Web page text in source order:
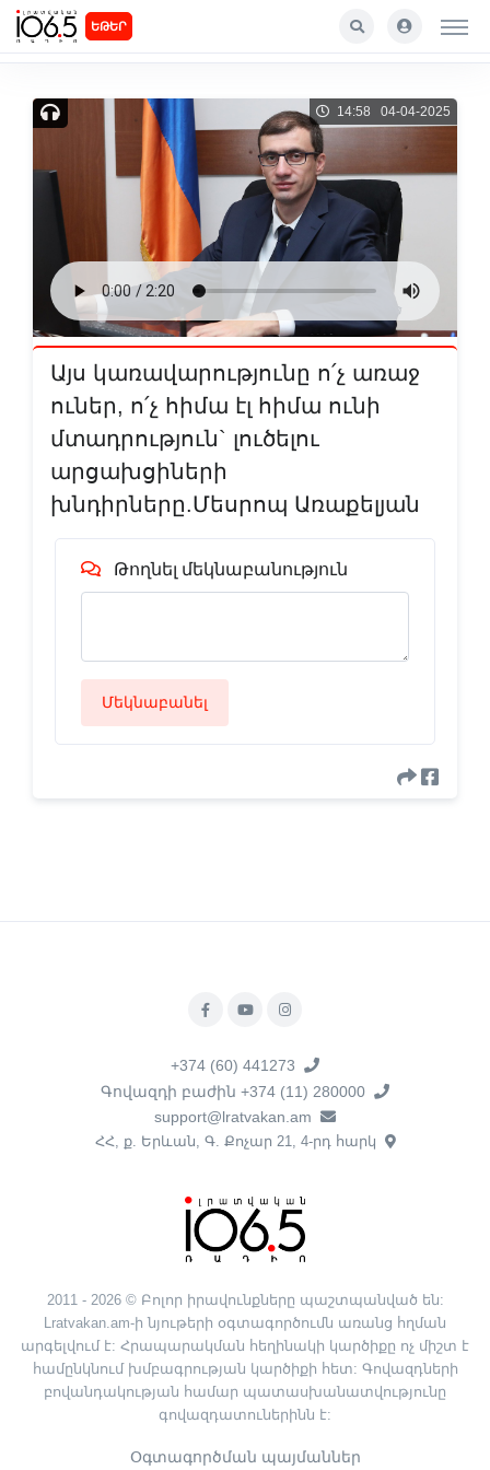
ԵԹԵՐ
14:58 04-04-2025
Այս կառավարությունը ո՛չ առաջ
ուներ, ո՛չ հիմա էլ հիմա ունի
մտադրություն` լուծելու
արցախցիների
խնդիրները.Մեսրոպ Առաքելյան
Թողնել մեկնաբանություն
Մեկնաբանել
+374 (60) 441273
Գովազդի բաժին +374 (11) 280000
support@lratvakan.am
ՀՀ, ք. Երևան, Գ. Քոչար 21, 4-րդ հարկ
2011 - 2026 © Բոլոր իրավունքները պաշտպանված են:
Lratvakan.am-ի նյութերի օգտագործումն առանց հղման
արգելվում է: Հրապարակման հեղինակի կարծիքը ոչ միշտ է
համընկնում խմբագրության կարծիքի հետ: Գովազդների
բովանդակության համար պատասխանատվությունը
գովազդատուներինն է:
Օգտագործման պայմաններ